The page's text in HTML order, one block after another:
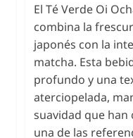
El Té Verde Oi
combina la
japonés con la
matcha. Esta
profundo y una
aterciopelada,
suavidad que han
una de las